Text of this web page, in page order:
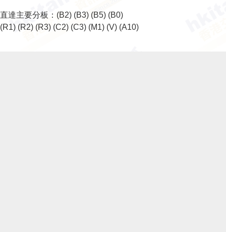
直達主要分板： (B2) (B3) (B5) (B0)
(R1) (R2) (R3) (C2) (C3) (M1) (V) (A10)